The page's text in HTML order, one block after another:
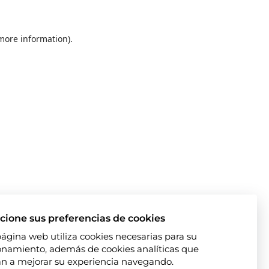
information).
sus preferencias de cookies
web utiliza cookies necesarias para su
además de cookies analíticas que
a mejorar su experiencia navegando.